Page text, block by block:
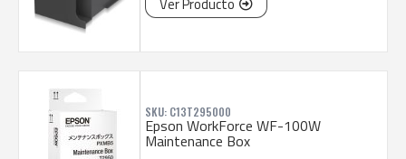
SKU: C13T295000
Epson WorkForce WF-100W
Maintenance Box